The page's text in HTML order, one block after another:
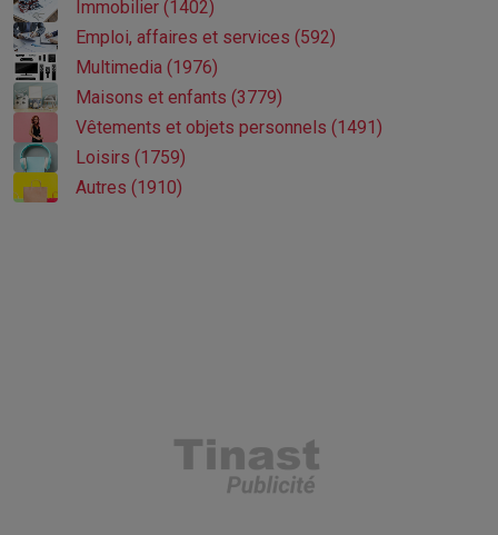
Immobilier (1402)
Emploi, affaires et services (592)
Multimedia (1976)
Maisons et enfants (3779)
Vêtements et objets personnels (1491)
Loisirs (1759)
Autres (1910)